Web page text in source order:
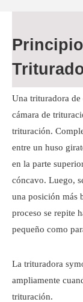
Una trituradora de
cámara de
trituración.
entre un huso
en la parte
cóncavo. Luego,
una posición más
proceso se repite
pequeño como
La trituradora
ampliamente
trituración.